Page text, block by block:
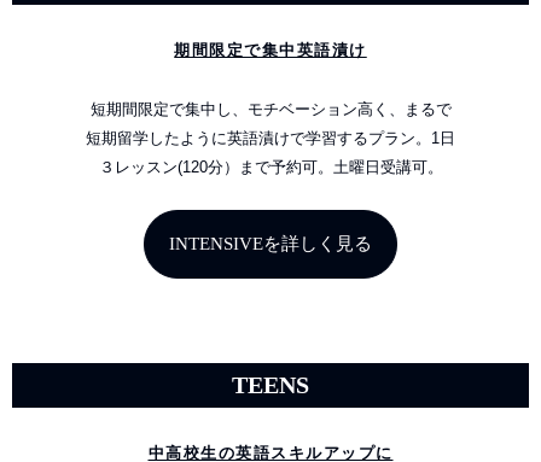
期間限定で集中英語漬け
短期間限定で集中し、モチベーション高く、まるで
短期留学したように英語漬けで学習するプラン。1日
３レッスン(120分）まで予約可。土曜日受講可。
INTENSIVEを詳しく見る
TEENS
中高校生の英語スキルアップに